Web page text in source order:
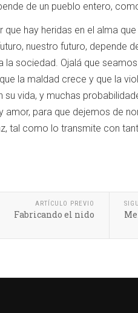
de un pueblo entero,
heridas en el alma que
nuestro futuro,
la sociedad. Ojalá que
la maldad crece y que la
vida, y muchas
amor, para que dejemos de
tal como lo transmite con
ARTÍCULO PREVIO
Fabricando el nido